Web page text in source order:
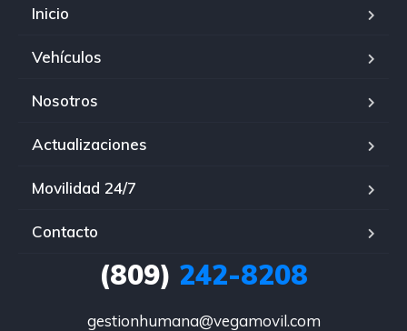
Inicio
Vehículos
Nosotros
Actualizaciones
Movilidad 24/7
Contacto
(809) 242-8208
gestionhumana@vegamovil.com